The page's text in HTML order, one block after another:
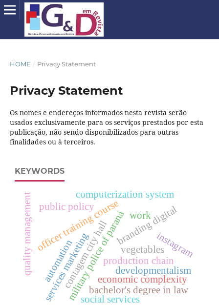
HOME / Privacy Statement
Privacy Statement
Os nomes e endereços informados nesta revista serão
usados exclusivamente para os serviços prestados por esta
publicação, não sendo disponibilizados para outras
finalidades ou à terceiros.
KEYWORDS
military police of paraná
officer training course
bachelor's degree in law
computerization system
contagem city halleconomic complexity
developmentalism
production chain
vegetables
quality management branding digital
instagram
services marketing
public policy
work
automation
social services